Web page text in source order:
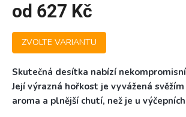
od 627 Kč
Měrná
cena:
ZVOLTE VARIANTU
Skutečná desítka nabízí
Její výrazná hořkost je vyvážená
aroma a plnější chutí, než je u